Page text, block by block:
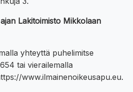
Lakitoimisto Mikkolaan
yhteyttä puhelimitse
tai vierailemalla
www.ilmainenoikeusapu.eu.